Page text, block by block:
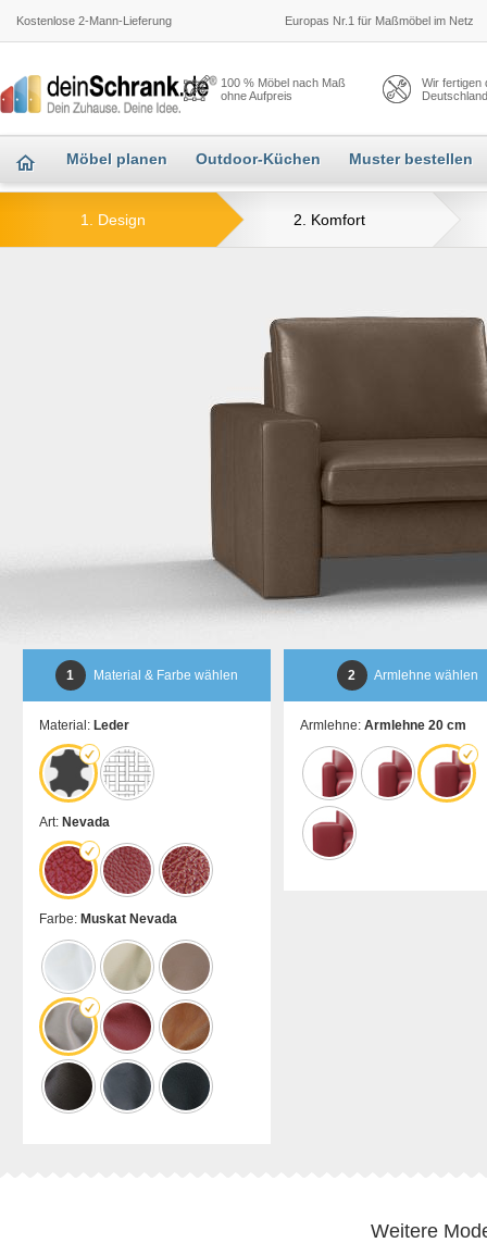
Kostenlose 2-Mann-Lieferung Europas Nr.1 für Maßmöbel im Netz
100 % Möbel nach Maß
ohne Aufpreis
Wir fertigen
Möbel planen Outdoor-Küchen Muster bestellen
2. Komfort
1. Design
1 Material & Farbe wählen
Material: Leder
Art: Nevada
Farbe: Muskat Nevada
2 Armlehne wählen
Armlehne: Armlehne 20 cm
Weitere